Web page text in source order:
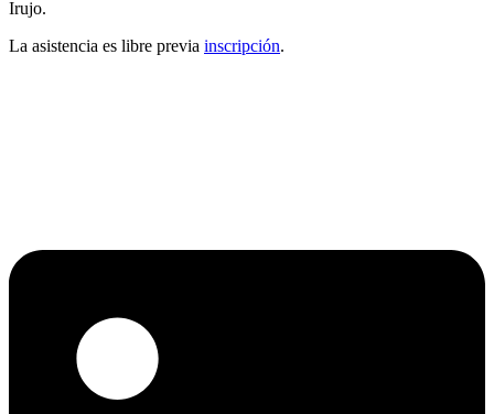
Irujo.
La asistencia es libre previa inscripción.